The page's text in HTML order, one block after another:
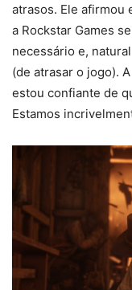
atrasos. Ele afirmou
a Rockstar Games
necessário e,
(de atrasar o jogo).
estou confiante de
Estamos